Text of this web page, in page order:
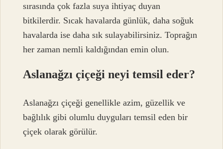
sırasında çok fazla suya ihtiyaç duyan
bitkilerdir. Sıcak havalarda günlük, daha soğuk
havalarda ise daha sık sulayabilirsiniz. Toprağın
her zaman nemli kaldığından emin olun.
Aslanağzı çiçeği neyi temsil eder?
Aslanağzı çiçeği genellikle azim, güzellik ve
bağlılık gibi olumlu duyguları temsil eden bir
çiçek olarak görülür.